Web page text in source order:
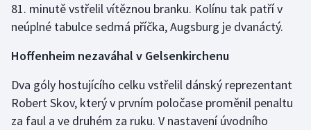
81. minutě vstřelil vítěznou branku. Kolínu tak patří v
neúplné tabulce sedmá příčka, Augsburg je dvanáctý.
Hoffenheim nezaváhal v Gelsenkirchenu
Dva góly hostujícího celku vstřelil dánský reprezentant
Robert Skov, který v prvním poločase proměnil penaltu
za faul a ve druhém za ruku. V nastavení úvodního